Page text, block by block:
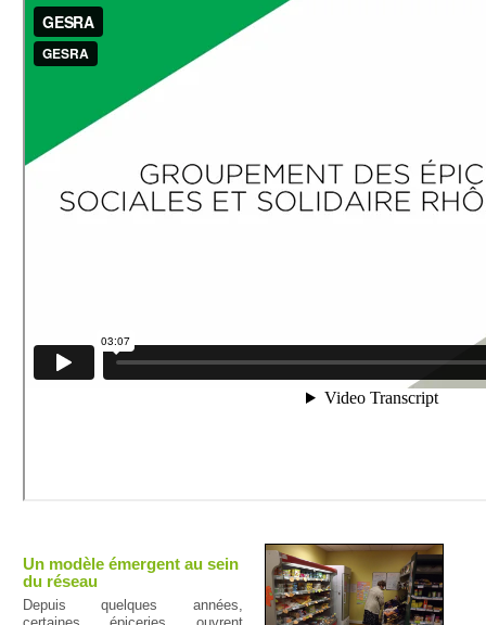
Un modèle émergent au sein
du réseau
Depuis quelques années,